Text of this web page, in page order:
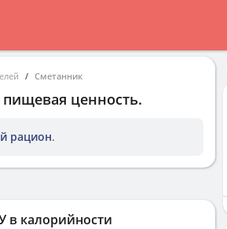
Сметанник
ценность.
рацион.
в калорийности